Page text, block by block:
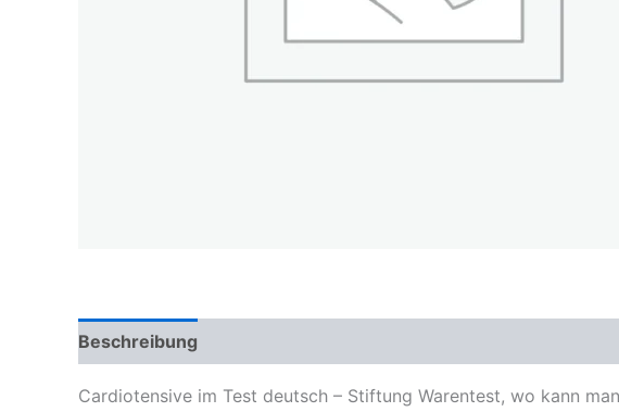
Beschreibung
Cardiotensive im Test deutsch – Stiftung Warentest, wo kann